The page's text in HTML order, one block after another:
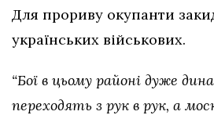
Для прориву окупанти
українських військових.
“Бої в цьому районі дуже
переходять з рук в рук, а